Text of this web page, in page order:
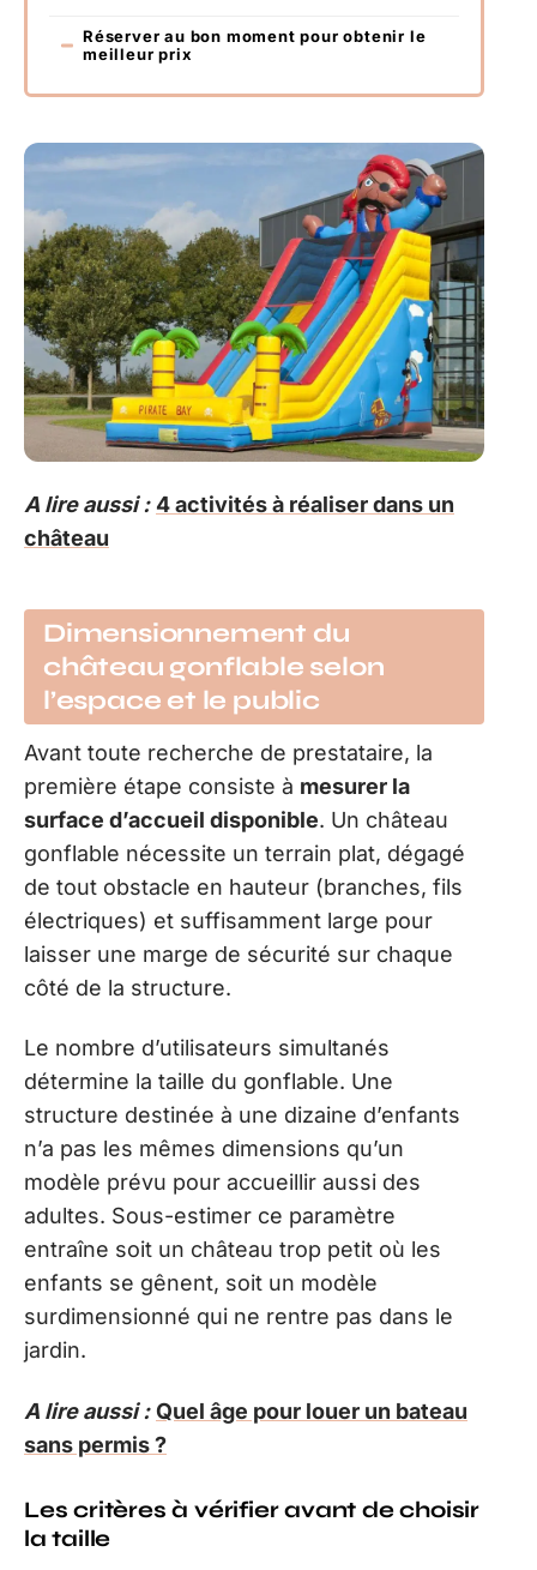
Réserver au bon moment pour obtenir le
meilleur prix
A lire aussi : 4 activités à réaliser dans un
château
Dimensionnement du
château gonflable selon
l’espace et le public
Avant toute recherche de prestataire, la
première étape consiste à mesurer la
surface d’accueil disponible. Un château
gonflable nécessite un terrain plat, dégagé
de tout obstacle en hauteur (branches, fils
électriques) et suffisamment large pour
laisser une marge de sécurité sur chaque
côté de la structure.
Le nombre d’utilisateurs simultanés
détermine la taille du gonflable. Une
structure destinée à une dizaine d’enfants
n’a pas les mêmes dimensions qu’un
modèle prévu pour accueillir aussi des
adultes. Sous-estimer ce paramètre
entraîne soit un château trop petit où les
enfants se gênent, soit un modèle
surdimensionné qui ne rentre pas dans le
jardin.
A lire aussi : Quel âge pour louer un bateau
sans permis ?
Les critères à vérifier avant de choisir
la taille